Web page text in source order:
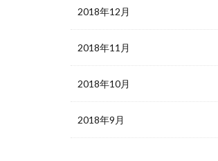
2018年12月
2018年11月
2018年10月
2018年9月